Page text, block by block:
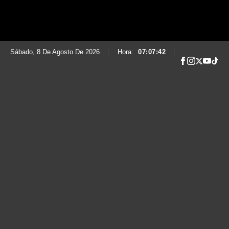
Sábado, 8 De Agosto De 2026 Hora: 07:07:43